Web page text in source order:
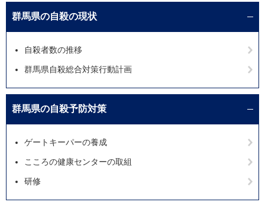
群馬県の自殺の現状
自殺者数の推移
群馬県自殺総合対策行動計画
群馬県の自殺予防対策
ゲートキーパーの養成
こころの健康センターの取組
研修